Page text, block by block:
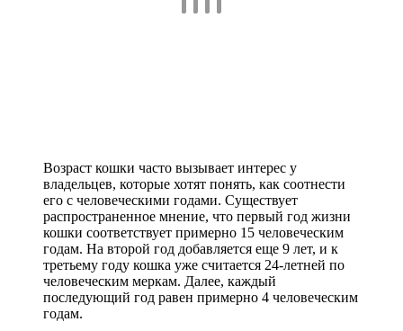
Возраст кошки часто вызывает интерес у
владельцев, которые хотят понять, как соотнести
его с человеческими годами. Существует
распространенное мнение, что первый год жизни
кошки соответствует примерно 15 человеческим
годам. На второй год добавляется еще 9 лет, и к
третьему году кошка уже считается 24-летней по
человеческим меркам. Далее, каждый
последующий год равен примерно 4 человеческим
годам.